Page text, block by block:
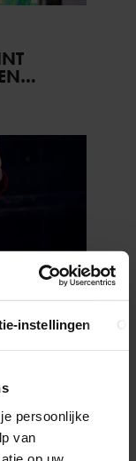
instellingen
persoonlijke
van